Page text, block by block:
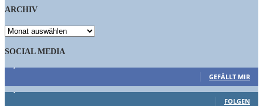
ARCHIV
ARCHIV
SOCIAL MEDIA
GEFÄLLT MIR
1,662 Follower
FOLGEN